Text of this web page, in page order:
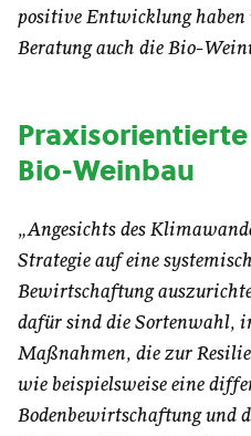
positive Entwicklung haben
Beratung auch die Bio-
Bio-Weinbau
„Angesichts des
Strategie auf eine
Bewirtschaftung
dafür sind die Sortenwahl,
Maßnahmen, die zur
wie beispielsweise eine
Bodenbewirtschaftung und